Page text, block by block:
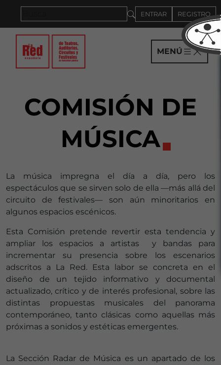
ENTRAR REGISTRO
MENÚ
COMISIÓN DE
MÚSICA
La música impregna el día a día, pero los
espectáculos que se sirven solo de ella —más allá del
circuito de festivales— son aún minoritarios en
algunos espacios escénicos.
Esta Comisión pretende revertir esta tendencia y
ampliar los espacios a artistas y bandas para
incrementar su presencia sobre los escenarios
adscritos a La Red. Esta labor se concreta en el
diseño de un tejido informativo y documental
actualizado, crítico y de interés profesional, sobre las
distintas propuestas musicales del panorama
contemporáneo, tanto clásicas como aquellas más
próximas a sonidos y estéticas emergentes.
La Sección Radar de Música es un apartado de los